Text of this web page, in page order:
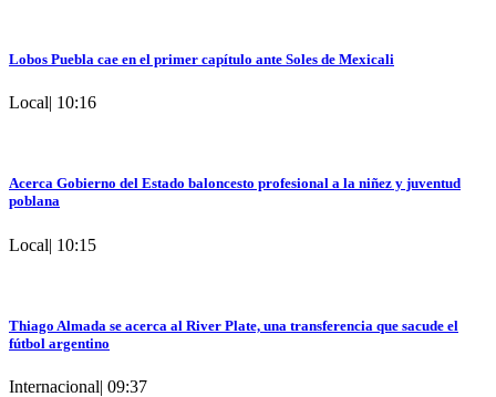
Lobos Puebla cae en el primer capítulo ante Soles de Mexicali
Local| 10:16
Acerca Gobierno del Estado baloncesto profesional a la niñez y juventud
poblana
Local| 10:15
Thiago Almada se acerca al River Plate, una transferencia que sacude el
fútbol argentino
Internacional| 09:37